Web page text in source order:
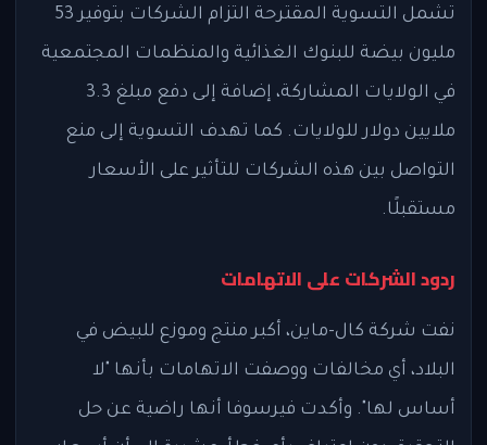
تشمل التسوية المقترحة التزام الشركات بتوفير 53
مليون بيضة للبنوك الغذائية والمنظمات المجتمعية
في الولايات المشاركة، إضافة إلى دفع مبلغ 3.3
ملايين دولار للولايات. كما تهدف التسوية إلى منع
التواصل بين هذه الشركات للتأثير على الأسعار
مستقبلًا.
ردود الشركات على الاتهامات
نفت شركة كال-ماين، أكبر منتج وموزع للبيض في
البلاد، أي مخالفات ووصفت الاتهامات بأنها "لا
أساس لها". وأكدت فيرسوفا أنها راضية عن حل